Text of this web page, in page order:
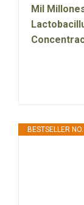
Mil
BESTSELLER